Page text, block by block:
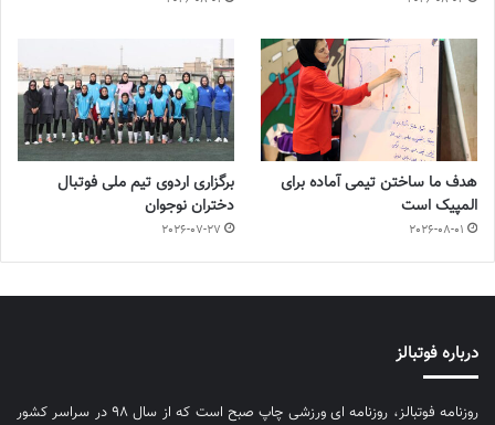
هدف ما ساختن تیمی آماده برای
المپیک است
2026-08-01
برگزاری اردوی تیم ملی فوتبال
دختران نوجوان
2026-07-27
درباره فوتبالز
روزنامه فوتبالز، روزنامه ای ورزشی چاپ صبح است که از سال ۹۸ در سراسر کشور